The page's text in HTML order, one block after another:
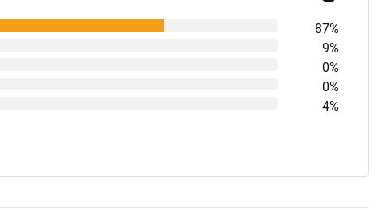
87%
9%
0%
0%
4%